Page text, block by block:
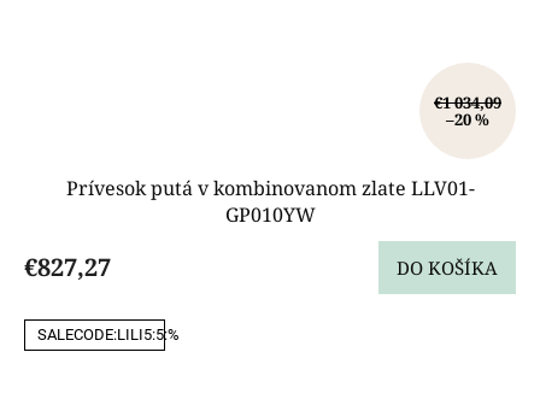
€1 034,09
–20 %
Prívesok putá v kombinovanom zlate LLV01-
GP010YW
€827,27 DO KOŠÍKA
SALECODE:LILI5:5:%